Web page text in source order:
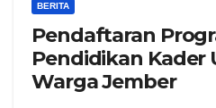
BERITA
Pendaftaran
Pendidikan Kader
Warga Jember